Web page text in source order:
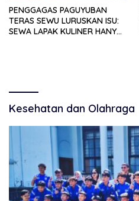
PENGGAGAS PAGUYUBAN
TERAS SEWU LURUSKAN ISU:
SEWA LAPAK KULINER HANYA
Kesehatan dan Olahraga